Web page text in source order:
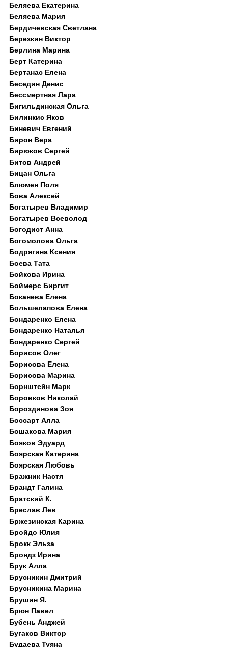
Беляева Екатерина
Беляева Мария
Бердичевская Светлана
Березкин Виктор
Берлина Марина
Берт Катерина
Бертанас Елена
Беседин Денис
Бессмертная Лара
Бигильдинская Ольга
Билинкис Яков
Биневич Евгений
Бирон Вера
Бирюков Сергей
Битов Андрей
Бицан Ольга
Блюмен Поля
Бова Алексей
Богатырев Владимир
Богатырев Всеволод
Богодист Анна
Богомолова Ольга
Бодрягина Ксения
Боева Тата
Бойкова Ирина
Боймерс Биргит
Боканева Елена
Большелапова Елена
Бондаренко Елена
Бондаренко Наталья
Бондаренко Сергей
Борисов Олег
Борисова Елена
Борисова Марина
Борнштейн Марк
Боровков Николай
Бороздинова Зоя
Боссарт Алла
Бошакова Мария
Бояков Эдуард
Боярская Катерина
Боярская Любовь
Бражник Настя
Брандт Галина
Братский К.
Бреслав Лев
Бржезинская Карина
Бройдо Юлия
Брокк Эльза
Брондз Ирина
Брук Алла
Брусникин Дмитрий
Брусникина Марина
Брушин Я.
Брюн Павел
Бубень Анджей
Бугаков Виктор
Будаева Туяна